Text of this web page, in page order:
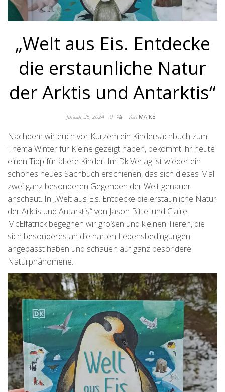
„Welt aus Eis. Entdecke
die erstaunliche Natur
der Arktis und Antarktis“
Januar 25, 2024 0 Von MAIKE
Nachdem wir euch vor Kurzem ein Kindersachbuch zum
Thema Winter für Kleine gezeigt haben, bekommt ihr heute
einen Tipp für ältere Kinder. Im Dk Verlag ist wieder ein
schönes neues Sachbuch erschienen, das sich dieses Mal
zwei ganz besonderen Gegenden der Welt genauer
anschaut. In „Welt aus Eis. Entdecke die erstaunliche Natur
der Arktis und Antarktis“ von Jason Bittel und Claire
McElfatrick begegnen wir großen und kleinen Tieren, die
sich besonderes an die harten Lebensbedingungen
angepasst haben und schauen auf ganz besondere
Naturphänomene.